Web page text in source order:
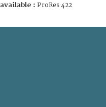
available : ProRes 422